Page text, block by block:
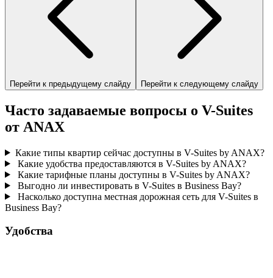
Перейти к предыдущему слайду Перейти к следующему слайду
Часто задаваемые вопросы о V-Suites
от ANAX
Какие типы квартир сейчас доступны в V-Suites by ANAX?
Какие удобства предоставляются в V-Suites by ANAX?
Какие тарифные планы доступны в V-Suites by ANAX?
Выгодно ли инвестировать в V-Suites в Business Bay?
Насколько доступна местная дорожная сеть для V-Suites в
Business Bay?
Удобства